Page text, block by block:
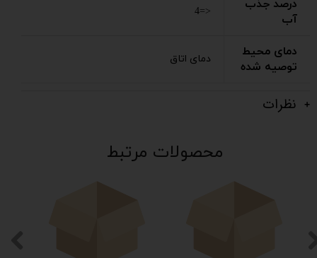
درصد جذب
آب
<=4
دمای محیط
توصیه شده
دمای اتاق
نظرات
محصولات مرتبط